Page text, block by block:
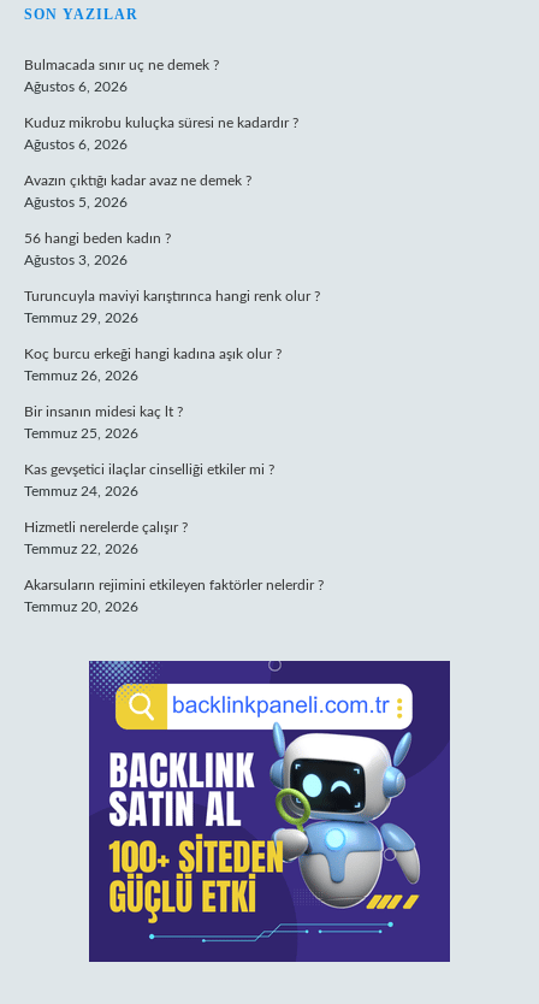
SIDEBAR
SON YAZILAR
Bulmacada sınır uç ne demek ?
Ağustos 6, 2026
Kuduz mikrobu kuluçka süresi ne kadardır ?
Ağustos 6, 2026
Avazın çıktığı kadar avaz ne demek ?
Ağustos 5, 2026
56 hangi beden kadın ?
Ağustos 3, 2026
Turuncuyla maviyi karıştırınca hangi renk olur ?
Temmuz 29, 2026
Koç burcu erkeği hangi kadına aşık olur ?
Temmuz 26, 2026
Bir insanın midesi kaç lt ?
Temmuz 25, 2026
Kas gevşetici ilaçlar cinselliği etkiler mi ?
Temmuz 24, 2026
Hizmetli nerelerde çalışır ?
Temmuz 22, 2026
Akarsuların rejimini etkileyen faktörler nelerdir ?
Temmuz 20, 2026